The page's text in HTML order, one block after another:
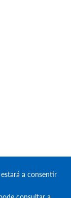
a consentir